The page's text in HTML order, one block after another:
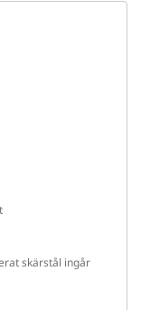
skärstål ingår